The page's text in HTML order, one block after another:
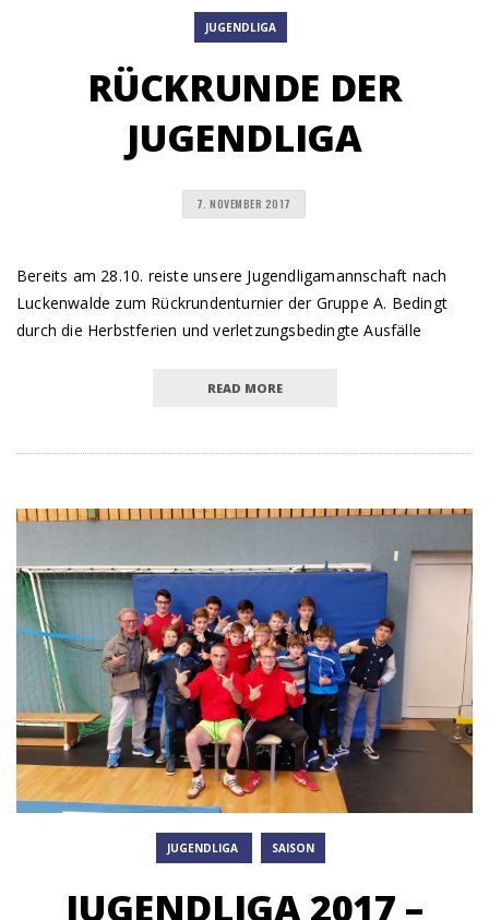
JUGENDLIGA
RÜCKRUNDE DER
JUGENDLIGA
7. NOVEMBER 2017
Bereits am 28.10. reiste unsere Jugendligamannschaft nach
Luckenwalde zum Rückrundenturnier der Gruppe A. Bedingt
durch die Herbstferien und verletzungsbedingte Ausfälle
READ MORE
JUGENDLIGA SAISON
JUGENDLIGA 2017 –